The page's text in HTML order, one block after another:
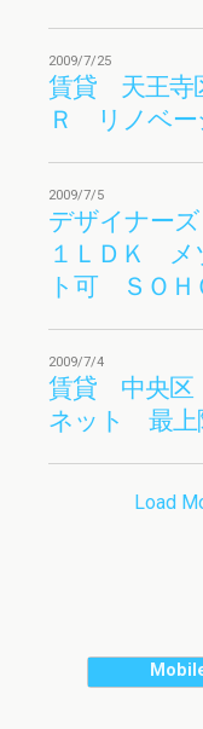
2009/7/25
賃貸 天王寺
Ｒ リノベー
2009/7/5
デザイナー
１ＬＤＫ
ト可 ＳＯＨ
2009/7/4
賃貸 中央
ネット 最上
Load